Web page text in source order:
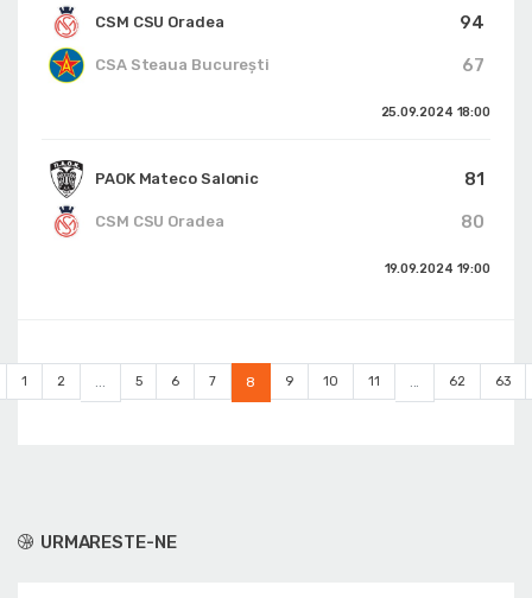
CSM CSU Oradea
94
67
CSA Steaua București
25.09.2024 18:00
PAOK Mateco Salonic
81
80
CSM CSU Oradea
19.09.2024 19:00
1 2 ... 5 6 7 8 9 10 11 ... 62 63
URMARESTE-NE